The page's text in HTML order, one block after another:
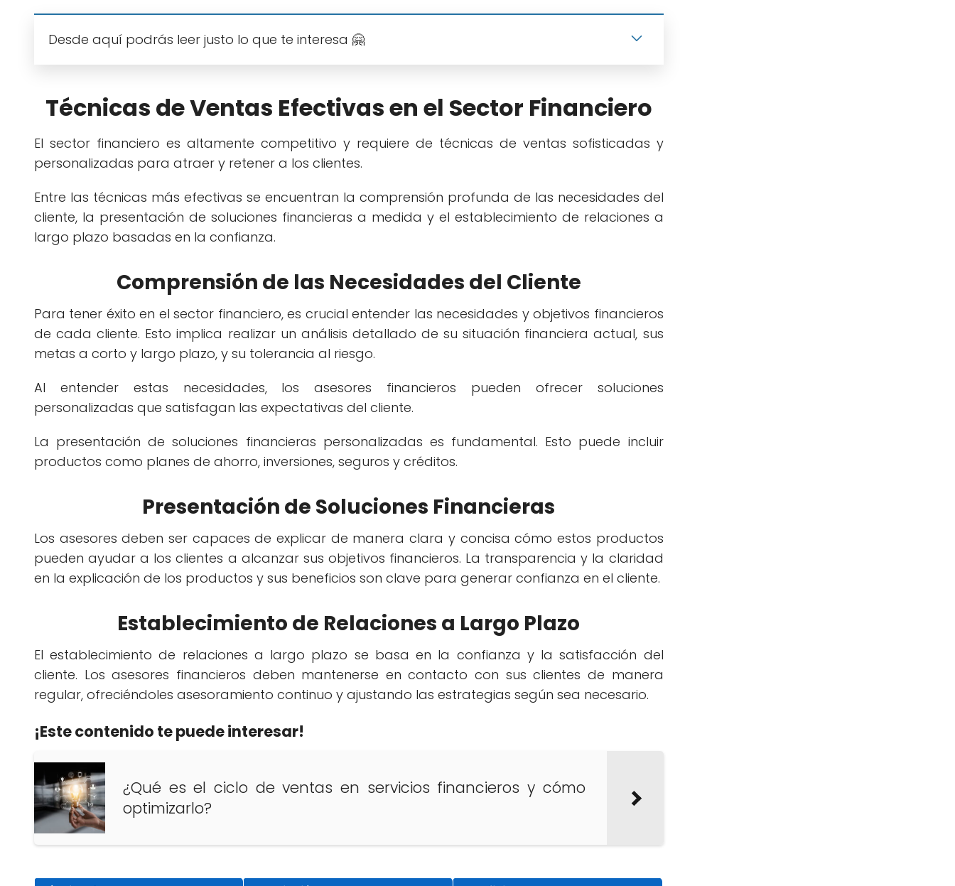
Desde aquí podrás leer justo lo que te interesa 🤗
Técnicas de Ventas Efectivas en el Sector Financiero
El sector financiero es altamente competitivo y requiere de técnicas de ventas sofisticadas y
personalizadas para atraer y retener a los clientes.
Entre las técnicas más efectivas se encuentran la comprensión profunda de las necesidades del
cliente, la presentación de soluciones financieras a medida y el establecimiento de relaciones a
largo plazo basadas en la confianza.
Comprensión de las Necesidades del Cliente
Para tener éxito en el sector financiero, es crucial entender las necesidades y objetivos financieros
de cada cliente. Esto implica realizar un análisis detallado de su situación financiera actual, sus
metas a corto y largo plazo, y su tolerancia al riesgo.
Al entender estas necesidades, los asesores financieros pueden ofrecer soluciones
personalizadas que satisfagan las expectativas del cliente.
La presentación de soluciones financieras personalizadas es fundamental. Esto puede incluir
productos como planes de ahorro, inversiones, seguros y créditos.
Presentación de Soluciones Financieras
Los asesores deben ser capaces de explicar de manera clara y concisa cómo estos productos
pueden ayudar a los clientes a alcanzar sus objetivos financieros. La transparencia y la claridad
en la explicación de los productos y sus beneficios son clave para generar confianza en el cliente.
Establecimiento de Relaciones a Largo Plazo
El establecimiento de relaciones a largo plazo se basa en la confianza y la satisfacción del
cliente. Los asesores financieros deben mantenerse en contacto con sus clientes de manera
regular, ofreciéndoles asesoramiento continuo y ajustando las estrategias según sea necesario.
¡Este contenido te puede interesar!
¿Qué es el ciclo de ventas en servicios financieros y cómo
optimizarlo?